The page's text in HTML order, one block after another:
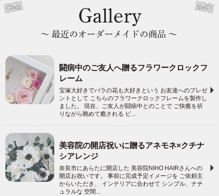
闘病中のご友人へ贈るフラワークロックフ
レーム
宝塚大好きでバラの花も大好きという お友達へのプレゼ
ントとして こちらのフラワークロックフレームを製作し
ました。 現在、ご友人が闘病中とのことで ご快癒を祈
りながら眺めて癒される ピ...
美容院の開店祝いに贈るアネモネ×クチナ
シアレンジ
奈良市にあらたに開店した 美容院NIHO HAIRさんへの
開店お祝いです。 事前に完成予定イメージを ご依頼主
からいただき、 インテリアに合わせて シンプル、ナチ
ュラルな 空間...